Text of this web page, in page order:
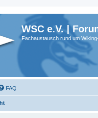
WSC e.V. |
Fachaustausch rund um
FAQ